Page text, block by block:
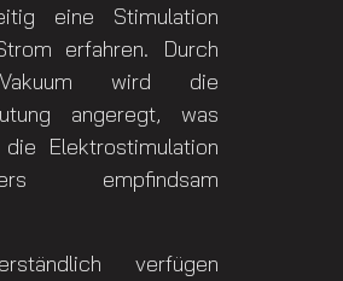
eine Stimulation
erfahren. Durch
wird die
angeregt, was
Elektrostimulation
empfindsam
verfügen